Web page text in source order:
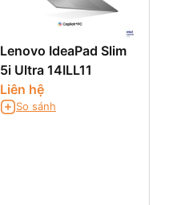
Lenovo IdeaPad Slim
5i Ultra 14ILL11
Liên hệ
So sánh